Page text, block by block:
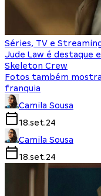
Séries, TV e
Jude Law é destaque
Skeleton Crew
Fotos também
franquia
Camila Sousa
18.set.24
Camila Sousa
18.set.24